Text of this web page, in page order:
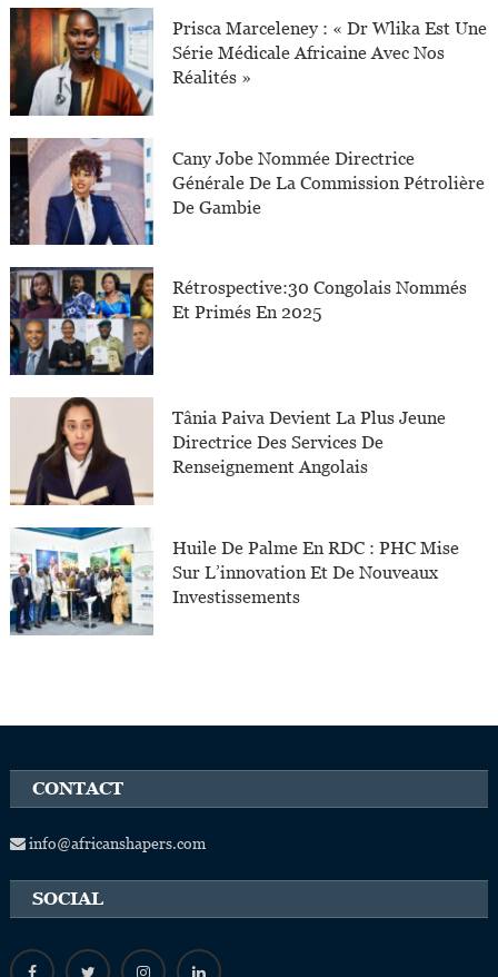
Prisca Marceleney : « Dr Wlika Est Une
Série Médicale Africaine Avec Nos
Réalités »
Cany Jobe Nommée Directrice
Générale De La Commission Pétrolière
De Gambie
Rétrospective:30 Congolais Nommés
Et Primés En 2025
Tânia Paiva Devient La Plus Jeune
Directrice Des Services De
Renseignement Angolais
Huile De Palme En RDC : PHC Mise
Sur L’innovation Et De Nouveaux
Investissements
CONTACT
info@africanshapers.com
SOCIAL